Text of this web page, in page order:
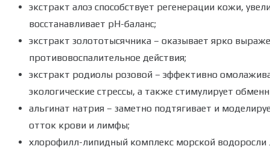
экстракт алоэ способствует регенерации кожи,
восстанавливает рН-баланс;
экстракт золототысячника – оказывает ярко
противовоспалительное действия;
экстракт родиолы розовой – эффективно
экологические стрессы, а также стимулирует
альгинат натрия – заметно подтягивает и
отток крови и лимфы;
хлорофилл-липидный комплекс морской